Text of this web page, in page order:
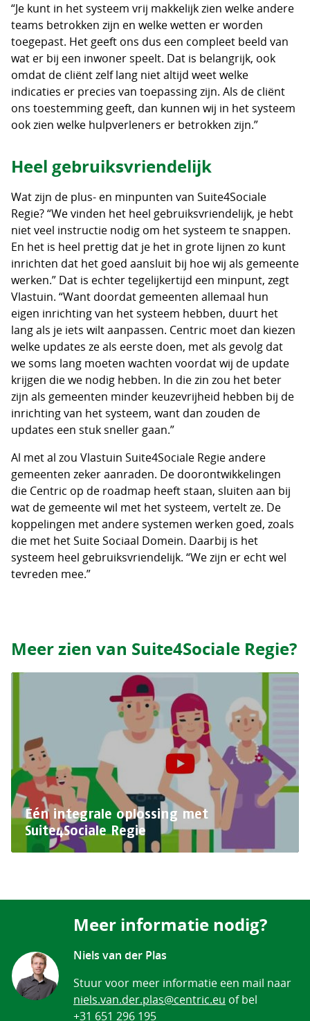
“Je kunt in het systeem vrij makkelijk zien welke andere
teams betrokken zijn en welke wetten er worden
toegepast. Het geeft ons dus een compleet beeld van
wat er bij een inwoner speelt. Dat is belangrijk, ook
omdat de cliënt zelf lang niet altijd weet welke
indicaties er precies van toepassing zijn. Als de cliënt
ons toestemming geeft, dan kunnen wij in het systeem
ook zien welke hulpverleners er betrokken zijn.”
Heel gebruiksvriendelijk
Wat zijn de plus- en minpunten van Suite4Sociale
Regie? “We vinden het heel gebruiksvriendelijk, je hebt
niet veel instructie nodig om het systeem te snappen.
En het is heel prettig dat je het in grote lijnen zo kunt
inrichten dat het goed aansluit bij hoe wij als gemeente
werken.” Dat is echter tegelijkertijd een minpunt, zegt
Vlastuin. “Want doordat gemeenten allemaal hun
eigen inrichting van het systeem hebben, duurt het
lang als je iets wilt aanpassen. Centric moet dan kiezen
welke updates ze als eerste doen, met als gevolg dat
we soms lang moeten wachten voordat wij de update
krijgen die we nodig hebben. In die zin zou het beter
zijn als gemeenten minder keuzevrijheid hebben bij de
inrichting van het systeem, want dan zouden de
updates een stuk sneller gaan.”
Al met al zou Vlastuin Suite4Sociale Regie andere
gemeenten zeker aanraden. De doorontwikkelingen
die Centric op de roadmap heeft staan, sluiten aan bij
wat de gemeente wil met het systeem, vertelt ze. De
koppelingen met andere systemen werken goed, zoals
die met het Suite Sociaal Domein. Daarbij is het
systeem heel gebruiksvriendelijk. “We zijn er echt wel
tevreden mee.”
Meer zien van Suite4Sociale Regie?
Eén integrale oplossing met
Suite4Sociale Regie
Meer informatie nodig?
Niels van der Plas
Stuur voor meer informatie een mail naar
niels.van.der.plas@centric.eu of bel
+31 651 296 195